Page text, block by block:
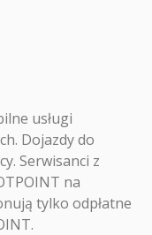
usługi
Dojazdy do
Serwisanci z
na
tylko odpłatne